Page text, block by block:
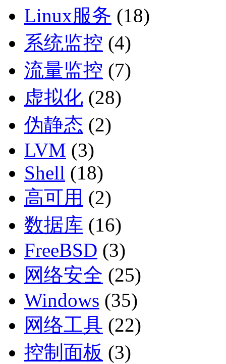
Linux服务 (18)
系统监控 (4)
流量监控 (7)
虚拟化 (28)
伪静态 (2)
LVM (3)
Shell (18)
高可用 (2)
数据库 (16)
FreeBSD (3)
网络安全 (25)
Windows (35)
网络工具 (22)
控制面板 (3)